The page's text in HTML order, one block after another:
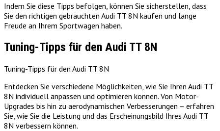
Indem Sie diese Tipps befolgen, können Sie sicherstellen, dass
Sie den richtigen gebrauchten Audi TT 8N kaufen und lange
Freude an Ihrem Sportwagen haben.
Tuning-Tipps für den Audi TT 8N
Tuning-Tipps für den Audi TT 8N
Entdecken Sie verschiedene Möglichkeiten, wie Sie Ihren Audi TT
8N individuell anpassen und optimieren können. Von Motor-
Upgrades bis hin zu aerodynamischen Verbesserungen – erfahren
Sie, wie Sie die Leistung und das Erscheinungsbild Ihres Audi TT
8N verbessern können.